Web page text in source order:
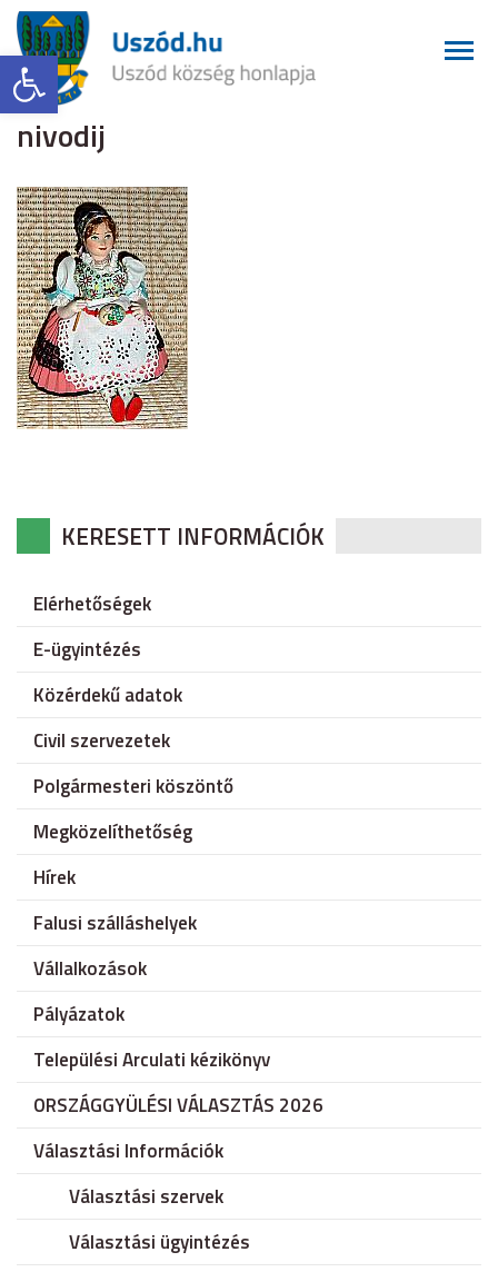
Eszköztár megnyitása
nivodij
KERESETT INFORMÁCIÓK
Elérhetőségek
E-ügyintézés
Közérdekű adatok
Civil szervezetek
Polgármesteri köszöntő
Megközelíthetőség
Hírek
Falusi szálláshelyek
Vállalkozások
Pályázatok
Települési Arculati kézikönyv
ORSZÁGGYÜLÉSI VÁLASZTÁS 2026
Választási Információk
Választási szervek
Választási ügyintézés